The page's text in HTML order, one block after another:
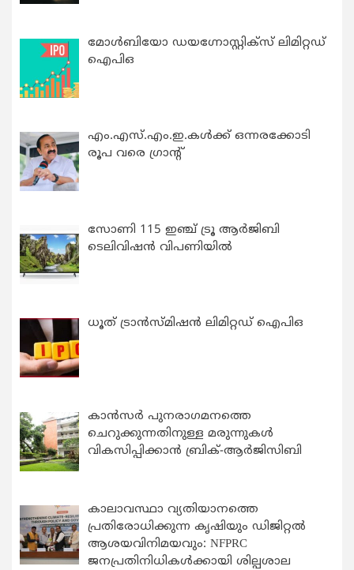
മോൾബിയോ ഡയഗ്നോസ്റ്റിക്സ് ലിമിറ്റഡ്
ഐപിഒ
എം.എസ്.എം.ഇ.കൾക്ക് ഒന്നരക്കോടി
രൂപ വരെ ഗ്രാന്റ്
സോണി 115 ഇഞ്ച് ട്രൂ ആർജിബി
ടെലിവിഷൻ വിപണിയിൽ
ധൂത് ട്രാൻസ്മിഷൻ ലിമിറ്റഡ് ഐപിഒ
കാന്‍സര്‍ പുനരാഗമനത്തെ
ചെറുക്കുന്നതിനുള്ള മരുന്നുകള്‍
വികസിപ്പിക്കാന്‍ ബ്രിക്-ആര്‍ജിസിബി
കാലാവസ്ഥാ വ്യതിയാനത്തെ
പ്രതിരോധിക്കുന്ന കൃഷിയും ഡിജിറ്റൽ
ആശയവിനിമയവും: NFPRC
ജനപ്രതിനിധികൾക്കായി ശില്പശാല